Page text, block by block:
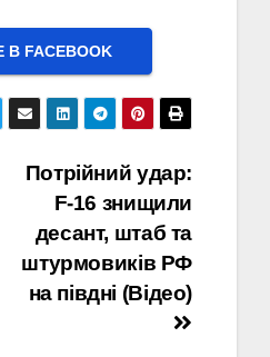
FACEBOOK
Потрійний удар:
F-16 знищили
десант, штаб та
штурмовиків РФ
на півдні (Відео)